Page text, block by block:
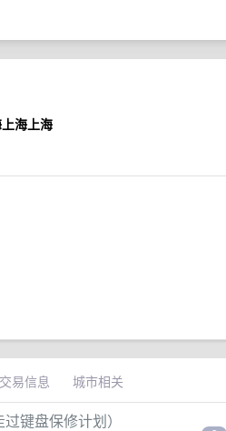
海上海
交易信息 城市相关
键盘保修计划）